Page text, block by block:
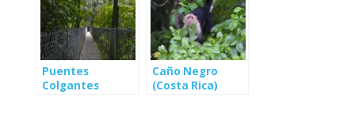
Puentes
Colgantes
Caño Negro
(Costa Rica)